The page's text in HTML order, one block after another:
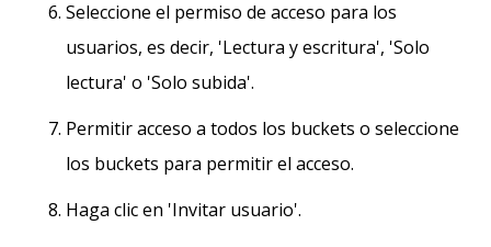
Seleccione el permiso de acceso para los
usuarios, es decir, 'Lectura y escritura', 'Solo
lectura' o 'Solo subida'.
Permitir acceso a todos los buckets o seleccione
los buckets para permitir el acceso.
Haga clic en 'Invitar usuario'.